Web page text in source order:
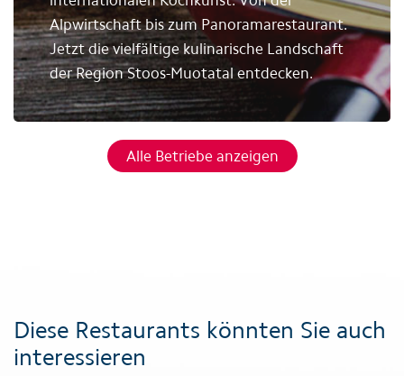
Alpwirtschaft bis zum Panoramarestaurant.
Jetzt die vielfältige kulinarische Landschaft
der Region Stoos-Muotatal entdecken.
Alle Betriebe anzeigen
Diese Restaurants könnten Sie auch
interessieren